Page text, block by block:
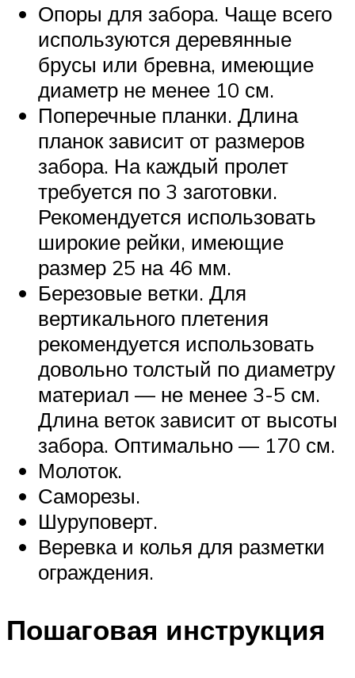
Опоры для забора. Чаще всего
используются деревянные
брусы или бревна, имеющие
диаметр не менее 10 см.
Поперечные планки. Длина
планок зависит от размеров
забора. На каждый пролет
требуется по 3 заготовки.
Рекомендуется использовать
широкие рейки, имеющие
размер 25 на 46 мм.
Березовые ветки. Для
вертикального плетения
рекомендуется использовать
довольно толстый по диаметру
материал — не менее 3-5 см.
Длина веток зависит от высоты
забора. Оптимально — 170 см.
Молоток.
Саморезы.
Шуруповерт.
Веревка и колья для разметки
ограждения.
Пошаговая инструкция